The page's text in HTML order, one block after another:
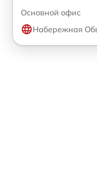
Основной офис
Набережная